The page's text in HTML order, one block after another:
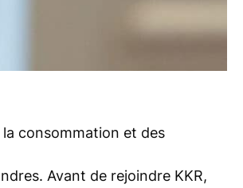
consommation et des
Avant de rejoindre KKR,